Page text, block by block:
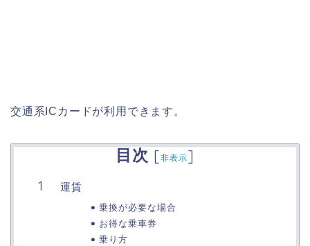
交通系ICカードが利用できます。
目次 [非表示]
運賃
乗換が必要な場合
お得な乗車券
乗り方